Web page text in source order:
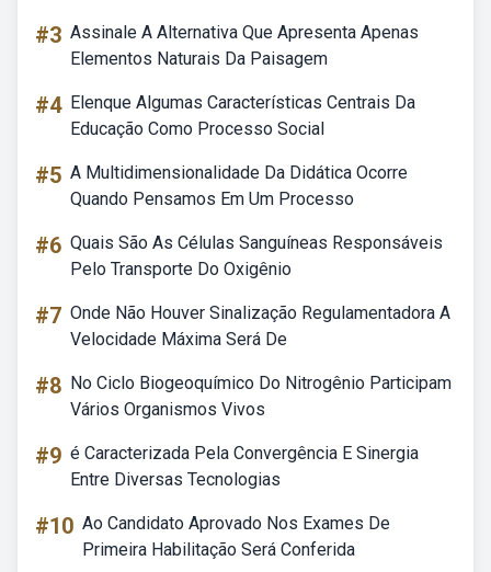
#3 Assinale A Alternativa Que Apresenta Apenas
Elementos Naturais Da Paisagem
#4 Elenque Algumas Características Centrais Da
Educação Como Processo Social
#5 A Multidimensionalidade Da Didática Ocorre
Quando Pensamos Em Um Processo
#6 Quais São As Células Sanguíneas Responsáveis
Pelo Transporte Do Oxigênio
#7 Onde Não Houver Sinalização Regulamentadora A
Velocidade Máxima Será De
#8 No Ciclo Biogeoquímico Do Nitrogênio Participam
Vários Organismos Vivos
#9 é Caracterizada Pela Convergência E Sinergia
Entre Diversas Tecnologias
#10 Ao Candidato Aprovado Nos Exames De
Primeira Habilitação Será Conferida